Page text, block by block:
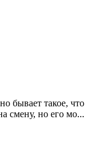
бывает такое, что
смену, но его мо...